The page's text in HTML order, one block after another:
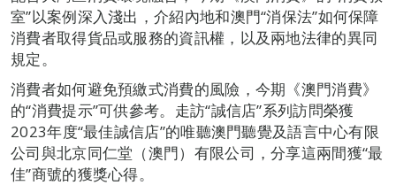
室”以案例深入淺出，介紹內地和澳門“消保法”如何保障
消費者取得貨品或服務的資訊權，以及兩地法律的異同
規定。
消費者如何避免預繳式消費的風險，今期《澳門消費》
的“消費提示”可供參考。走訪“誠信店”系列訪問榮獲
2023年度“最佳誠信店”的唯聽澳門聽覺及語言中心有限
公司與北京同仁堂（澳門）有限公司，分享這兩間獲“最
佳”商號的獲獎心得。